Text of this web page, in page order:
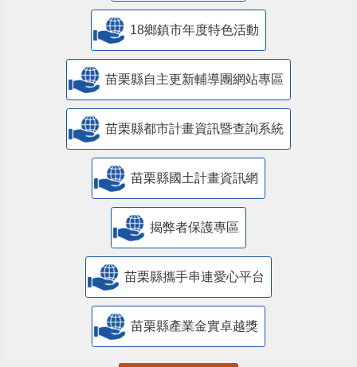
18鄉鎮市年度特色活動
苗栗縣自主更新輔導團網站專區
苗栗縣都市計畫資訊暨查詢系統
苗栗縣國土計畫資訊網
揭弊者保護專區
苗栗縣攜手串連愛心平台
苗栗縣產業金實卓越獎